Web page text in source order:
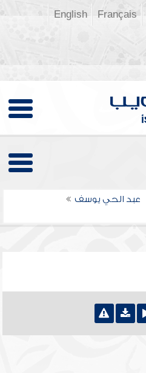
Français
English
عبد الحي يوسف